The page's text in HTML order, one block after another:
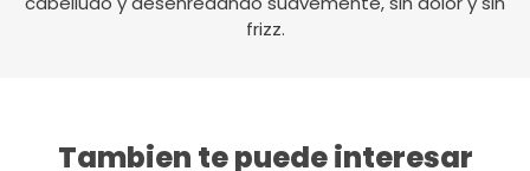
frizz.
Tambien te puede interesar